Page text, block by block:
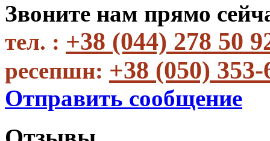
Звоните нам прямо
тел. : +38 (044) 278 50
ресепшн: +38 (050) 353-
Отправить сообщение